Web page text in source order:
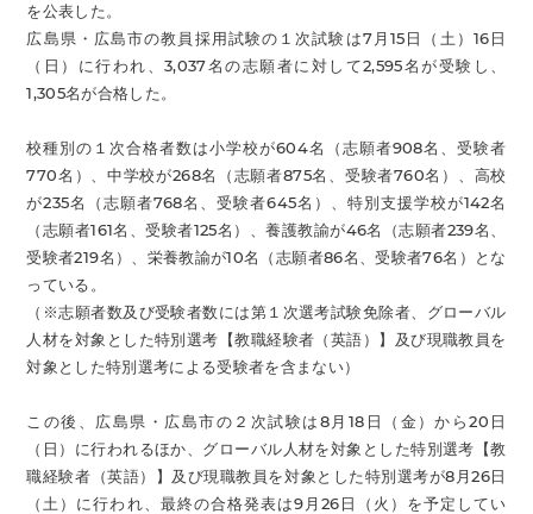
を公表した。
広島県・広島市の教員採用試験の１次試験は7月15日（土）16日
（日）に行われ、3,037名の志願者に対して2,595名が受験し、
1,305名が合格した。
校種別の１次合格者数は小学校が604名（志願者908名、受験者
770名）、中学校が268名（志願者875名、受験者760名）、高校
が235名（志願者768名、受験者645名）、特別支援学校が142名
（志願者161名、受験者125名）、養護教諭が46名（志願者239名、
受験者219名）、栄養教諭が10名（志願者86名、受験者76名）とな
っている。
（※志願者数及び受験者数には第１次選考試験免除者、グローバル
人材を対象とした特別選考【教職経験者（英語）】及び現職教員を
対象とした特別選考による受験者を含まない）
この後、広島県・広島市の２次試験は8月18日（金）から20日
（日）に行われるほか、グローバル人材を対象とした特別選考【教
職経験者（英語）】及び現職教員を対象とした特別選考が8月26日
（土）に行われ、最終の合格発表は9月26日（火）を予定してい